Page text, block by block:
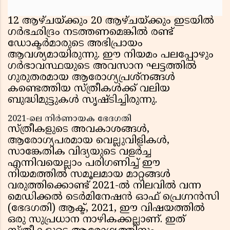
12 ആഴ്ചയ്ക്കും 20 ആഴ്ചയ്ക്കും ഇടയിൽ
ഗർഭഛിദ്രം നടത്തണമെങ്കിൽ രണ്ട്
ഡോക്ടർമാരുടെ അഭിപ്രായം
ആവശ്യമായിരുന്നു. ഈ നിയമം പലപ്പോഴും
ഗർഭാവസ്ഥയുടെ അവസാന ഘട്ടത്തിൽ
ഗുരുതരമായ ആരോഗ്യപ്രശ്നങ്ങൾ
കണ്ടെത്തിയ സ്ത്രീകൾക്ക് വലിയ
ബുദ്ധിമുട്ടുകൾ സൃഷ്ടിച്ചിരുന്നു.
2021-ലെ നിർണായക ഭേദഗതി
സ്ത്രീകളുടെ അവകാശങ്ങൾ,
ആരോഗ്യപരമായ വെല്ലുവിളികൾ,
സാങ്കേതിക വിദ്യയുടെ വളർച്ച
എന്നിവയെല്ലാം പരിഗണിച്ച് ഈ
നിയമത്തിൽ സമൂലമായ മാറ്റങ്ങൾ
വരുത്തിക്കൊണ്ട് 2021-ൽ നിലവിൽ വന്ന
മെഡിക്കൽ ടെർമിനേഷൻ ഓഫ് പ്രെഗ്നൻസി
(ഭേദഗതി) ആക്ട്, 2021, ഈ വിഷയത്തിൽ
ഒരു സുപ്രധാന നാഴികക്കല്ലാണ്. ഇത്